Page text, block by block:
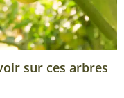
sur ces arbres